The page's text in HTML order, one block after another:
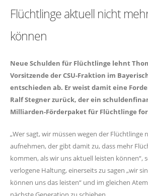
Flüchtlinge aktuell nicht
können
Neue Schulden für Flüchtlinge lehnt
Vorsitzende der CSU-Fraktion im
entschieden ab. Er weist damit eine
Ralf Stegner zurück, der ein
Milliarden-Förderpaket für Flüchtlinge
Wer sagt, wir müssen wegen der Flüchtlinge
aufnehmen, der gibt damit zu, dass mehr
kommen, als wir uns aktuell leisten können“,
verlogene Haltung, einerseits zu sagen „wir
können uns das leisten“ und im gleichen